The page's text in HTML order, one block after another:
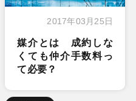
2017年03月25日
媒介とは 成約しな
くても仲介手数料っ
て必要？